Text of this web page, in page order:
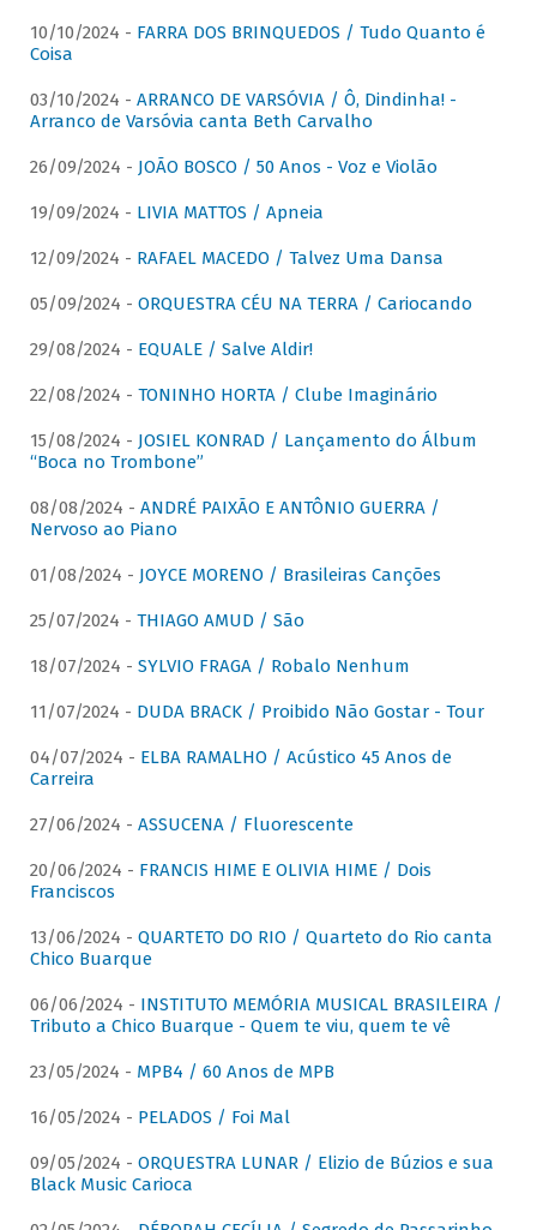
10/10/2024 - FARRA DOS BRINQUEDOS / Tudo Quanto é
Coisa
03/10/2024 - ARRANCO DE VARSÓVIA / Ô, Dindinha! -
Arranco de Varsóvia canta Beth Carvalho
26/09/2024 - JOÃO BOSCO / 50 Anos - Voz e Violão
19/09/2024 - LIVIA MATTOS / Apneia
12/09/2024 - RAFAEL MACEDO / Talvez Uma Dansa
05/09/2024 - ORQUESTRA CÉU NA TERRA / Cariocando
29/08/2024 - EQUALE / Salve Aldir!
22/08/2024 - TONINHO HORTA / Clube Imaginário
15/08/2024 - JOSIEL KONRAD / Lançamento do Álbum
“Boca no Trombone”
08/08/2024 - ANDRÉ PAIXÃO E ANTÔNIO GUERRA /
Nervoso ao Piano
01/08/2024 - JOYCE MORENO / Brasileiras Canções
25/07/2024 - THIAGO AMUD / São
18/07/2024 - SYLVIO FRAGA / Robalo Nenhum
11/07/2024 - DUDA BRACK / Proibido Não Gostar - Tour
04/07/2024 - ELBA RAMALHO / Acústico 45 Anos de
Carreira
27/06/2024 - ASSUCENA / Fluorescente
20/06/2024 - FRANCIS HIME E OLIVIA HIME / Dois
Franciscos
13/06/2024 - QUARTETO DO RIO / Quarteto do Rio canta
Chico Buarque
06/06/2024 - INSTITUTO MEMÓRIA MUSICAL BRASILEIRA /
Tributo a Chico Buarque - Quem te viu, quem te vê
23/05/2024 - MPB4 / 60 Anos de MPB
16/05/2024 - PELADOS / Foi Mal
09/05/2024 - ORQUESTRA LUNAR / Elizio de Búzios e sua
Black Music Carioca